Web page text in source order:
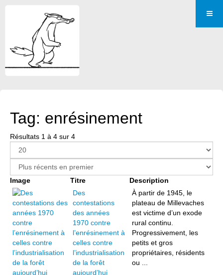
Tag: enrésinement
Résultats 1 à 4 sur 4
Image Titre
Description
Des
contestations
des années
1970 contre
l’enrésinement à
celles contre
l’industrialisation
de la forêt
aujourd’hui
À partir de 1945, le
plateau de Millevaches
est victime d’un exode
rural continu.
Progressivement, les
petits et gros
propriétaires, résidents
ou ...